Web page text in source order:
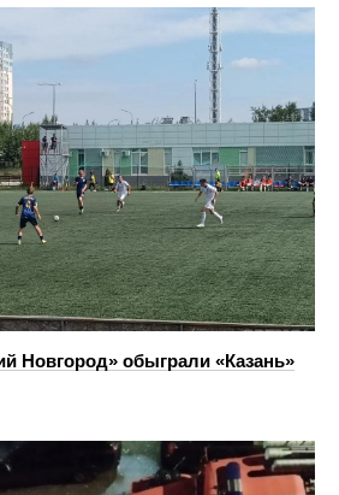
Новгород» обыграли «Казань»